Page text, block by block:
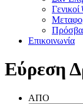
Επικοινωνία
Εύρεση
ΑΠΟ